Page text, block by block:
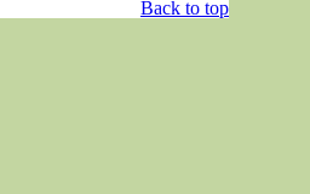
Back to top